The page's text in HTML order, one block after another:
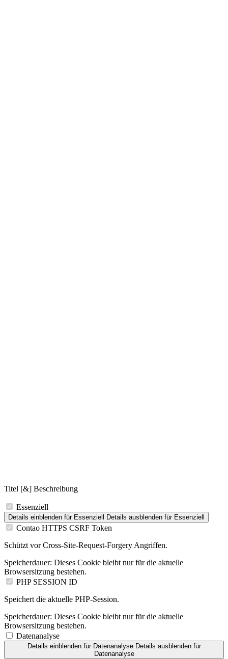
Titel [&] Beschreibung
Essenziell
Details einblenden für Essenziell Details ausblenden für Essenziell
Contao HTTPS CSRF Token
Schützt vor Cross-Site-Request-Forgery Angriffen.
Speicherdauer: Dieses Cookie bleibt nur für die aktuelle
Browsersitzung bestehen.
PHP SESSION ID
Speichert die aktuelle PHP-Session.
Speicherdauer: Dieses Cookie bleibt nur für die aktuelle
Browsersitzung bestehen.
Datenanalyse
Details einblendenfür Datenanalyse Details ausblendenfür
Datenanalyse